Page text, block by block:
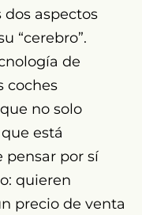
dos aspectos
“cerebro”.
de
coches
no solo
está
pensar por sí
quieren
precio de venta